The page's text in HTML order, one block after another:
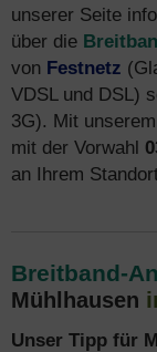
unserer Seite
über die
von Festnetz
VDSL und DSL)
3G). Mit
mit der Vorwahl
an Ihrem
Breitband-
Mühlhausen
Unser Tipp für